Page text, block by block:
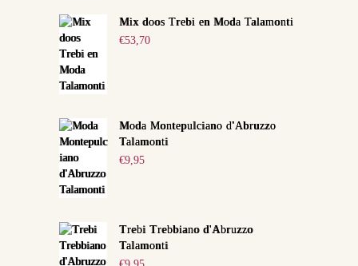
Mix doos Trebi en Moda Talamonti
€53,70
Moda Montepulciano d'Abruzzo
Talamonti
€9,95
Trebi Trebbiano d'Abruzzo
Talamonti